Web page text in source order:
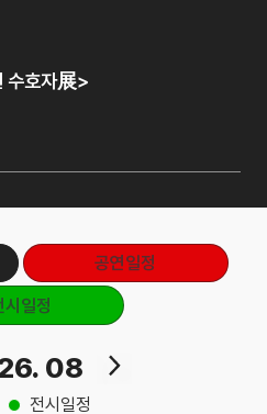
수호자展>
공연일정
시일정
08
전시일정